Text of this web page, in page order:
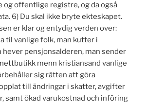
og offentlige registre, og da også
6) Du skal ikke bryte ekteskapet.
er klar og entydig verden over:
til vanlige folk, man kutter i
hever pensjonsalderen, man sender
menn kristiansand vanlige
sig rätten att göra
till ändringar i skatter, avgifter
samt ökad varukostnad och införing